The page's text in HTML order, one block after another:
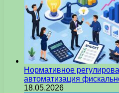
Нормативное
автоматизация
18.05.2026